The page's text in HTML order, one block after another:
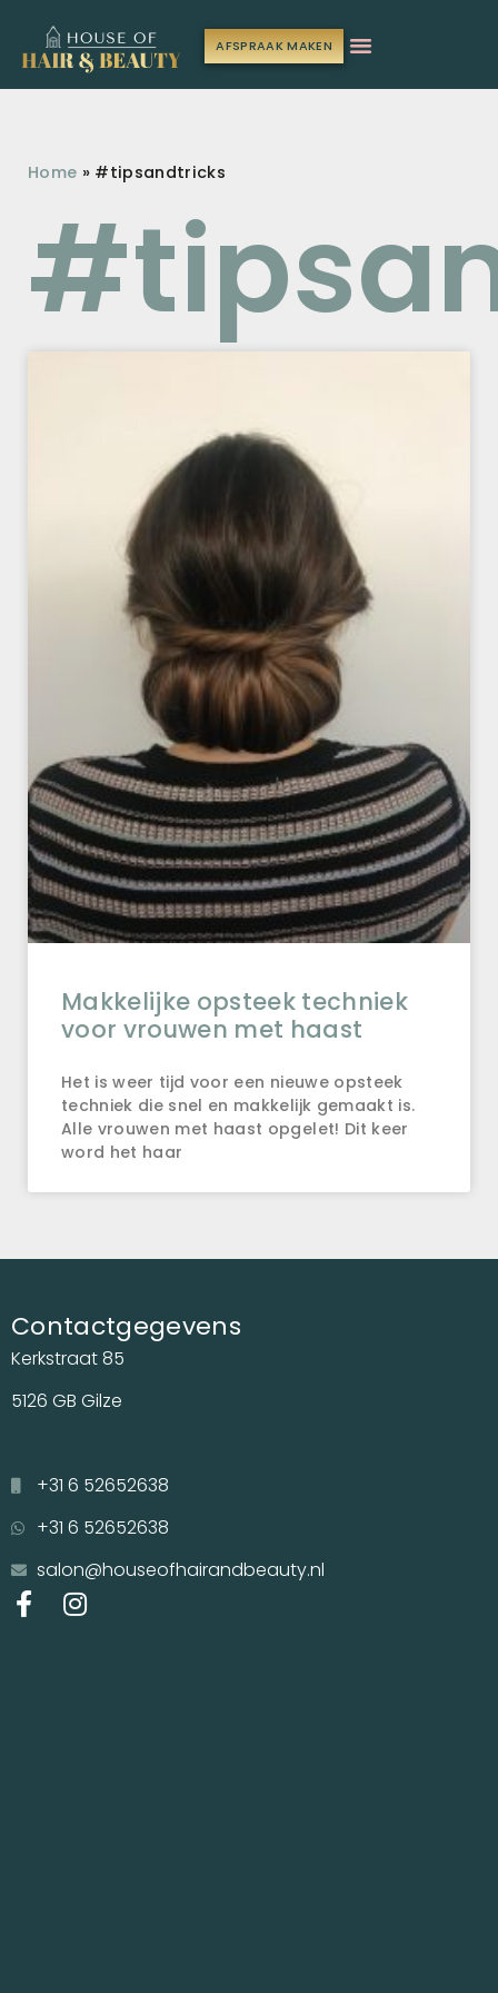
AFSPRAAK MAKEN
Home » #tipsandtricks
Makkelijke opsteek techniek
voor vrouwen met haast
Het is weer tijd voor een nieuwe opsteek
techniek die snel en makkelijk gemaakt is.
Alle vrouwen met haast opgelet! Dit keer
word het haar
Contactgegevens
Kerkstraat 85
5126 GB Gilze
+31 6 52652638
+31 6 52652638
salon@houseofhairandbeauty.nl